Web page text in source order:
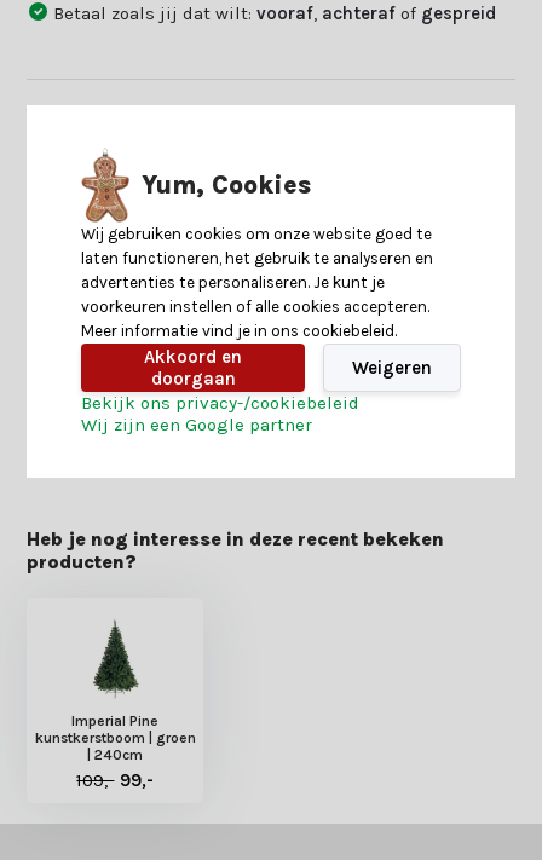
Betaal zoals jij dat wilt:vooraf achteraf of gespreid
we vinden jouw match.
Productomschrijving
Specificaties
Heb je nog interesse in deze recent bekeken
producten?
Imperial Pine
kunstkerstboom | groen
| 240cm
109,- 99,-
Yum, Cookies
Wij gebruiken cookies om onze website goed te
laten functioneren, het gebruik te analyseren en
advertenties te personaliseren. Je kunt je
voorkeuren instellen of alle cookies accepteren.
Meer informatie vind je in ons cookiebeleid.
Akkoord en
doorgaan
Weigeren
Bekijk ons privacy-/cookiebeleid
Wij zijn een Google partner